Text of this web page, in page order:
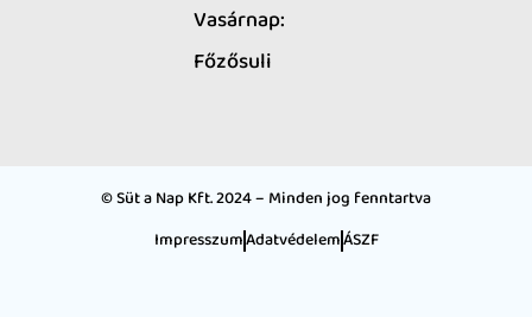
Vasárnap:
Főzősuli
© Süt a Nap Kft. 2024 – Minden jog fenntartva
ImpresszumAdatvédelemÁSZF